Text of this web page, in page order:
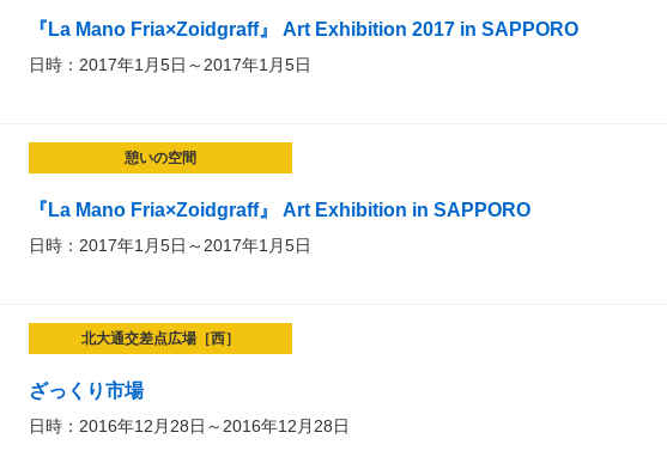
『La Mano Fria×Zoidgraff』 Art Exhibition 2017 in SAPPORO
日時：2017年1月5日～2017年1月5日
憩いの空間
『La Mano Fria×Zoidgraff』 Art Exhibition in SAPPORO
日時：2017年1月5日～2017年1月5日
北大通交差点広場［西］
ざっくり市場
日時：2016年12月28日～2016年12月28日